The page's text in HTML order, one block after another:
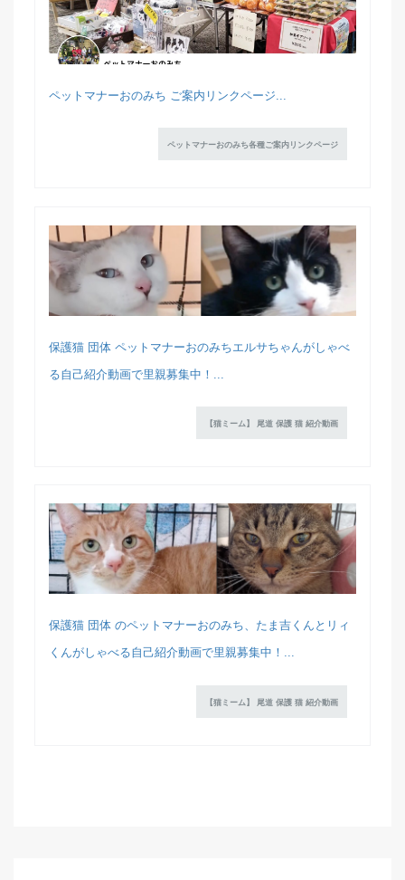
ペットマナーおのみち ご案内リンクページ...
ペットマナーおのみち各種ご案内リンクページ
保護猫 団体 ペットマナーおのみちエルサちゃんがしゃべ
る自己紹介動画で里親募集中！...
【猫ミーム】 尾道 保護 猫 紹介動画
保護猫 団体 のペットマナーおのみち、たま吉くんとリィ
くんがしゃべる自己紹介動画で里親募集中！...
【猫ミーム】 尾道 保護 猫 紹介動画